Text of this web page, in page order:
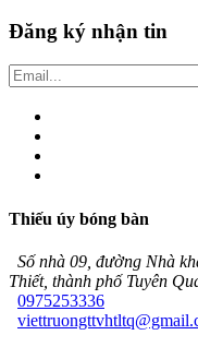
Đăng ký nhận tin
Thiếu úy bóng bàn
Số nhà 09, đường Nhà
Thiết, thành phố Tuyên
0975253336